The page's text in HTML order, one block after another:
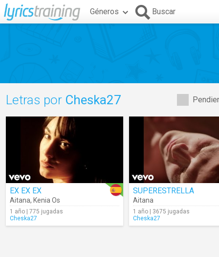
Géneros Buscar
Letras por Cheska27
EX EX EX
Aitana, Kenia Os
1 año | 775 jugadas
Cheska27
SUPERESTRELLA
Aitana
1 año | 3675 jugadas
Cheska27